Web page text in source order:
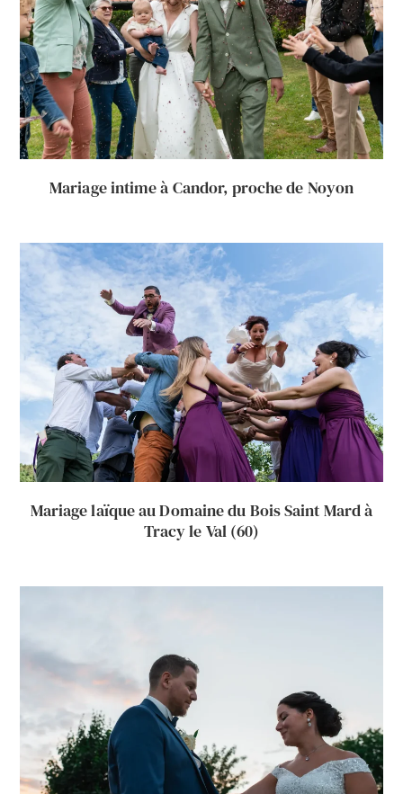
Mariage intime à Candor, proche de Noyon
Mariage laïque au Domaine du Bois Saint Mard à
Tracy le Val (60)